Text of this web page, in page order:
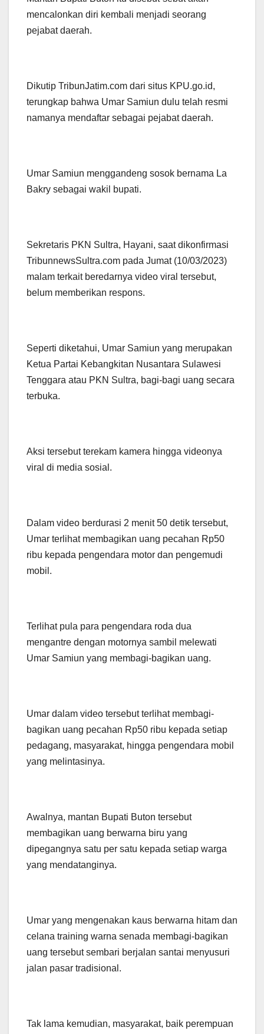
mencalonkan diri kembali menjadi seorang
pejabat daerah.
Dikutip TribunJatim.com dari situs KPU.go.id,
terungkap bahwa Umar Samiun dulu telah resmi
namanya mendaftar sebagai pejabat daerah.
Umar Samiun menggandeng sosok bernama La
Bakry sebagai wakil bupati.
Sekretaris PKN Sultra, Hayani, saat dikonfirmasi
TribunnewsSultra.com pada Jumat (10/03/2023)
malam terkait beredarnya video viral tersebut,
belum memberikan respons.
Seperti diketahui, Umar Samiun yang merupakan
Ketua Partai Kebangkitan Nusantara Sulawesi
Tenggara atau PKN Sultra, bagi-bagi uang secara
terbuka.
Aksi tersebut terekam kamera hingga videonya
viral di media sosial.
Dalam video berdurasi 2 menit 50 detik tersebut,
Umar terlihat membagikan uang pecahan Rp50
ribu kepada pengendara motor dan pengemudi
mobil.
Terlihat pula para pengendara roda dua
mengantre dengan motornya sambil melewati
Umar Samiun yang membagi-bagikan uang.
Umar dalam video tersebut terlihat membagi-
bagikan uang pecahan Rp50 ribu kepada setiap
pedagang, masyarakat, hingga pengendara mobil
yang melintasinya.
Awalnya, mantan Bupati Buton tersebut
membagikan uang berwarna biru yang
dipegangnya satu per satu kepada setiap warga
yang mendatanginya.
Umar yang mengenakan kaus berwarna hitam dan
celana training warna senada membagi-bagikan
uang tersebut sembari berjalan santai menyusuri
jalan pasar tradisional.
Tak lama kemudian, masyarakat, baik perempuan